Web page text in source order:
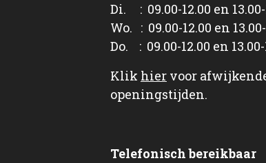
Di. : 09.00-12.00 en
Wo. : 09.00-12.00 en
Do. : 09.00-12.00 en
Klik hiervoor
openingstijden.
Telefonisch bereikbaar